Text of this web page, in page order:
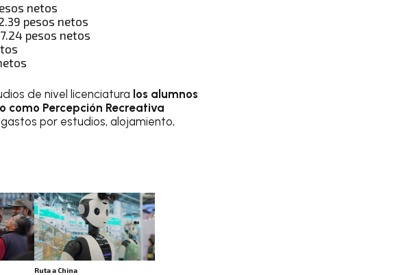
netos
pesos netos
pesos netos
de nivel licenciatura los alumnos
como Percepción Recreativa
por estudios, alojamiento,
Ruta a China